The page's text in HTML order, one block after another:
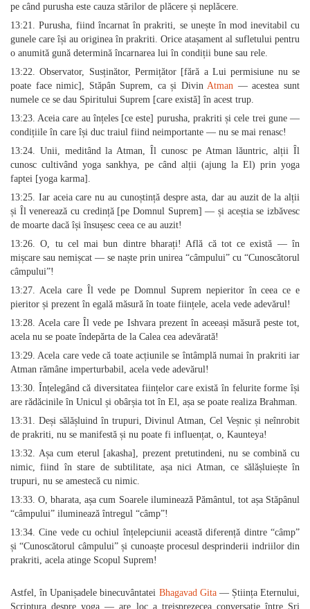
pe când purusha este cauza stărilor de plăcere și neplăcere.
13:21. Purusha, fiind încarnat în prakriti, se unește în mod inevitabil cu
gunele care își au originea în prakriti. Orice atașament al sufletului pentru
o anumită gună determină încarnarea lui în condiții bune sau rele.
13:22. Observator, Susținător, Permițător [fără a Lui permisiune nu se
poate face nimic], Stăpân Suprem, ca și DivinAtman — acestea sunt
numele ce se dau Spiritului Suprem [care există] în acest trup.
13:23. Aceia care au înțeles [ce este] purusha, prakriti și cele trei gune —
condițiile în care își duc traiul fiind neimportante — nu se mai renasc!
13:24. Unii, meditând la Atman, Îl cunosc pe Atman lăuntric, alții Îl
cunosc cultivând yoga sankhya, pe când alții (ajung la El) prin yoga
faptei [yoga karma].
13:25. Iar aceia care nu au cunoștință despre asta, dar au auzit de la alții
și Îl venerează cu credință [pe Domnul Suprem] — și aceștia se izbăvesc
de moarte dacă își însușesc ceea ce au auzit!
13:26. O, tu cel mai bun dintre bharați! Află că tot ce există — în
mișcare sau nemișcat — se naște prin unirea “câmpului” cu “Cunoscătorul
câmpului”!
13:27. Acela care Îl vede pe Domnul Suprem nepieritor în ceea ce e
pieritor și prezent în egală măsură în toate ființele, acela vede adevărul!
13:28. Acela care Îl vede pe Ishvara prezent în aceeași măsură peste tot,
acela nu se poate îndepărta de la Calea cea adevărată!
13:29. Acela care vede că toate acțiunile se întâmplă numai în prakriti iar
Atman rămâne imperturbabil, acela vede adevărul!
13:30. Înțelegând că diversitatea ființelor care există în felurite forme își
are rădăcinile în Unicul și obârșia tot în El, așa se poate realiza Brahman.
13:31. Deși sălășluind în trupuri, Divinul Atman, Cel Veșnic și neînrobit
de prakriti, nu se manifestă și nu poate fi influențat, o, Kaunteya!
13:32. Așa cum eterul [akasha], prezent pretutindeni, nu se combină cu
nimic, fiind în stare de subtilitate, așa nici Atman, ce sălășluiește în
trupuri, nu se amestecă cu nimic.
13:33. O, bharata, așa cum Soarele iluminează Pământul, tot așa Stăpânul
“câmpului” iluminează întregul “câmp”!
13:34. Cine vede cu ochiul înțelepciunii această diferență dintre “câmp”
și “Cunoscătorul câmpului” și cunoaște procesul desprinderii indriilor din
prakriti, acela atinge Scopul Suprem!
Astfel, în Upanișadele binecuvântatei Bhagavad Gita— Știința Eternului,
Scriptura despre yoga — are loc a treisprezecea conversație între Sri